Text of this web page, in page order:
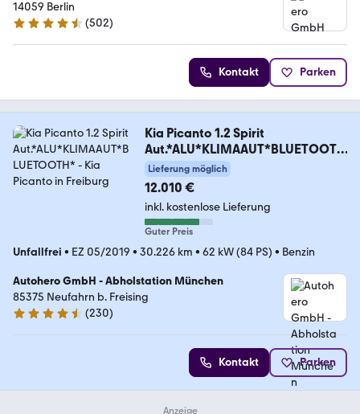
14059 Berlin
4.5 Sterne
(502)
Kontakt Parken
Kia Picanto 1.2 Spirit
Aut.*ALU*KLIMAAUT*BLUETOOTH
*Lieferung möglich
12.010 €
inkl. kostenlose Lieferung
Guter Preis
Unfallfrei • EZ 05/2019 • 30.226 km • 62 kW (84 PS) • Benzin
Autohero GmbH - Abholstation München
85375 Neufahrn b. Freising
4.4 Sterne
(230)
Kontakt Parken